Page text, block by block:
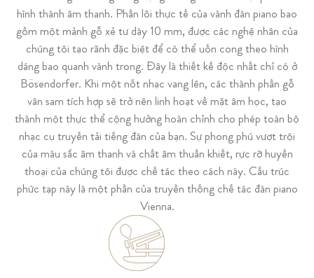
hình thành âm thanh. Phần lõi thực tế của vành đàn piano bao
gồm một mảnh gỗ xẻ tư dày 10 mm, được các nghệ nhân của
chúng tôi tạo rãnh đặc biệt để có thể uốn cong theo hình
dáng bao quanh vành trong. Đây là thiết kế độc nhất chỉ có ở
Bösendorfer. Khi một nốt nhạc vang lên, các thành phần gỗ
vân sam tích hợp sẽ trở nên linh hoạt về mặt âm học, tạo
thành một thực thể cộng hưởng hoàn chỉnh cho phép toàn bộ
nhạc cụ truyền tải tiếng đàn của bạn. Sự phong phú vượt trội
của màu sắc âm thanh và chất âm thuần khiết, rực rỡ huyền
thoại của chúng tôi được chế tác theo cách này. Cấu trúc
phức tạp này là một phần của truyền thống chế tác đàn piano
Vienna.